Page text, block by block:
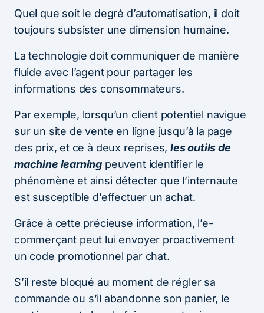
Quel que soit le degré d’automatisation, il doit
toujours subsister une dimension humaine.
La technologie doit communiquer de manière
fluide avec l’agent pour partager les
informations des consommateurs.
Par exemple, lorsqu’un client potentiel navigue
sur un site de vente en ligne jusqu’à la page
des prix, et ce à deux reprises,les outils de
machine learning peuvent identifier le
phénomène et ainsi détecter que l’internaute
est susceptible d’effectuer un achat.
Grâce à cette précieuse information, l’e-
commerçant peut lui envoyer proactivement
un code promotionnel par chat.
S’il reste bloqué au moment de régler sa
commande ou s’il abandonne son panier, le